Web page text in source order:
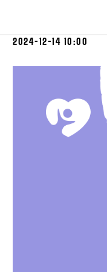
2024-12-14 10:00